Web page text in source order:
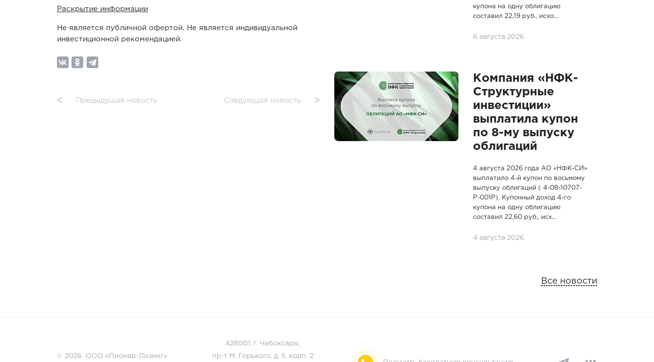
Раскрытие информации
Не является публичной офертой. Не является индивидуальной
инвестиционной рекомендацией.
ᐸ Предыдущая новость Следующая новость ᐳ
купона на одну облигацию
составил 22,19 руб., исхо...
6 августа 2026
Компания «НФК-
Структурные
инвестиции»
выплатила купон
по 8-му выпуску
облигаций
4 августа 2026 года АО «НФК-СИ»
выплатило 4-й купон по восьмому
выпуску облигаций ( 4-08-10707-
P-001P). Купонный доход 4-го
купона на одну облигацию
составил 22,60 руб., исх...
4 августа 2026
Все новости
© 2026 ООО «Пионер-Лизинг»
428001, г. Чебоксары,
пр-т М. Горького, д. 5, корп. 2